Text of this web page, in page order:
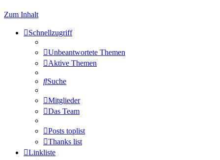
Zum Inhalt
Schnellzugriff
Unbeantwortete Themen
Aktive Themen
Suche
Mitglieder
Das Team
Posts toplist
Thanks list
Linkliste